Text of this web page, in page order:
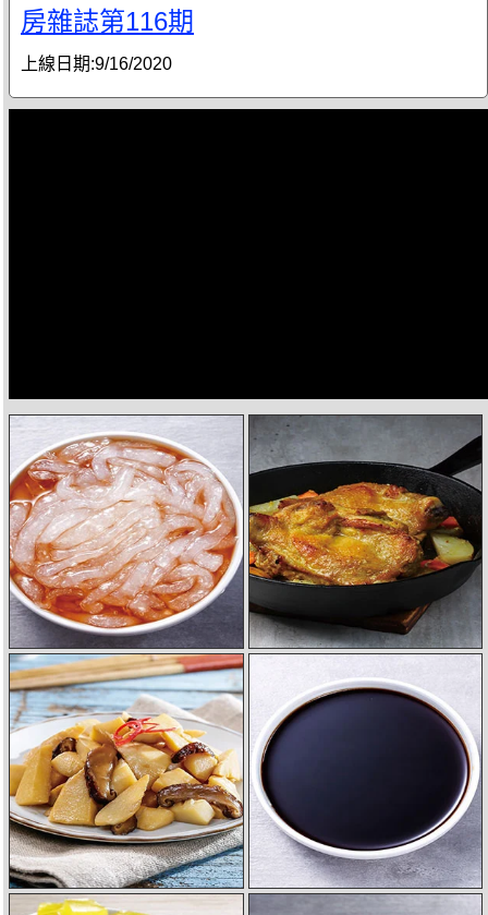
房雜誌第116期
上線日期:9/16/2020